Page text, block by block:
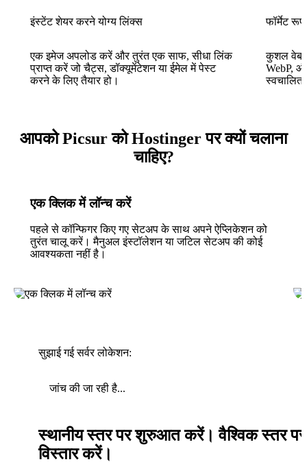
इंस्टेंट शेयर करने योग्य लिंक्स
एक इमेज अपलोड करें और तुरंत एक साफ, सीधा लिंक
प्राप्त करें जो चैट्स, डॉक्यूमेंटेशन या ईमेल में पेस्ट
करने के लिए तैयार हो।
फॉर्मेट
कुशल वेब
WebP,
स्वचालित
आपको Picsur को Hostinger पर क्यों चलाना
चाहिए?
एक क्लिक में लॉन्च करें
पहले से कॉन्फिगर किए गए सेटअप के साथ अपने ऐप्लिकेशन को
तुरंत चालू करें। मैनुअल इंस्टॉलेशन या जटिल सेटअप की कोई
आवश्यकता नहीं है।
सुझाई गई सर्वर लोकेशन:
जांच की जा रही है...
स्थानीय स्तर पर शुरुआत करें। वैश्विक स्तर पर
विस्तार करें।